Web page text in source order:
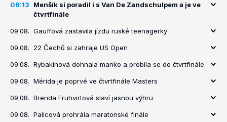
06:13
Menšík si poradil i s Van De Zandschulpem a je ve
čtvrtfinále
09.08. Gauffová zastavila jízdu ruské teenagerky
09.08. 22 Čechů si zahraje US Open
09.08. Rybakinová dohnala manko a probila se do čtvrtfinále
09.08. Mérida je poprvé ve čtvrtfinále Masters
09.08. Brenda Fruhvirtová slaví jasnou výhru
09.08. Palicová prohrála maratonské finále